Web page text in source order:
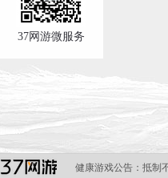
37网游微服务
健康游戏公告： 抵制